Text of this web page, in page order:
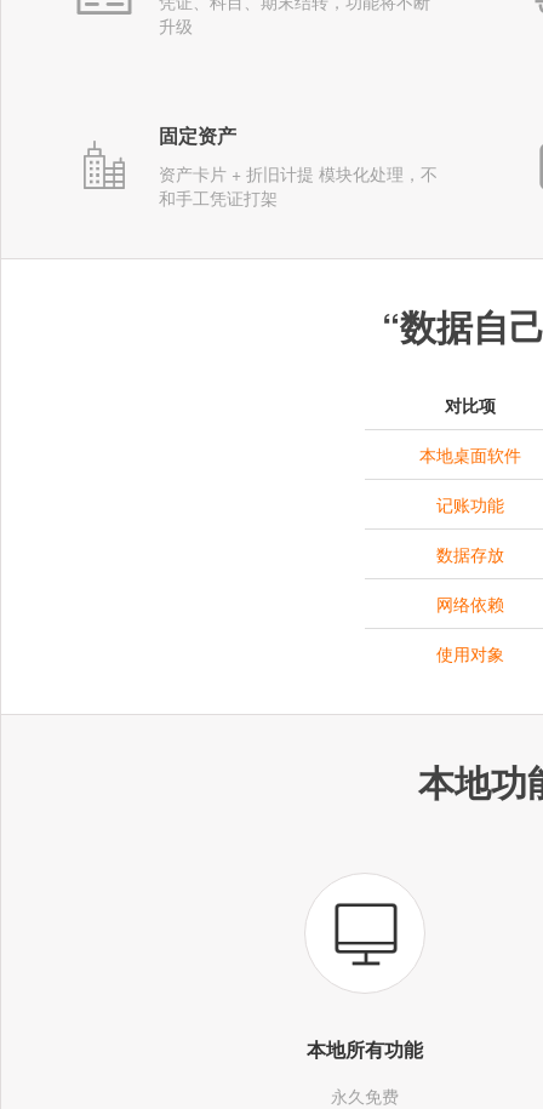
升级
固定资产
资产卡片 + 折旧计提 模块化处理，不
和手工凭证打架
“数据自
对比项
本地桌面软件
记账功能
数据存放
网络依赖
使用对象
本地功
本地所有功能
永久免费